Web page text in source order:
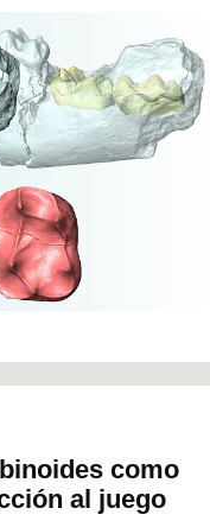
como
al juego